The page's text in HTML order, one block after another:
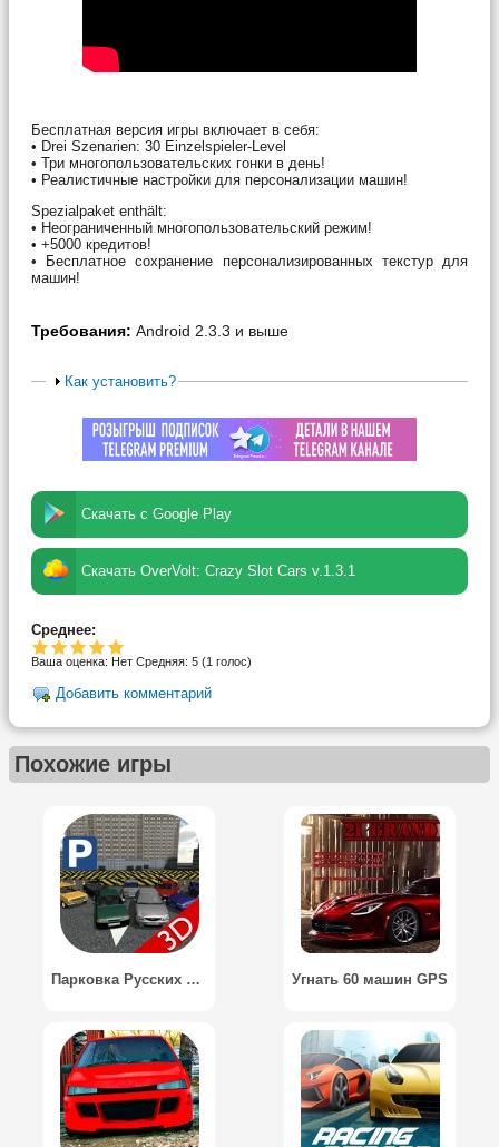
Бесплатная версия игры включает в себя:
• Drei Szenarien: 30 Einzelspieler-Level
• Три многопользовательских гонки в день!
• Реалистичные настройки для персонализации машин!
Spezialpaket enthält:
• Неограниченный многопользовательский режим!
• +5000 кредитов!
• Бесплатное сохранение персонализированных текстур для
машин!
Требования: Android 2.3.3 и выше
Как установить?
Скачать с Google Play
Скачать OverVolt: Crazy Slot Cars v.1.3.1
Среднее:
Ваша оценка: Нет Средняя: 5 (1 голос)
Добавить комментарий
Похожие игры
Парковка Русских Машин 3D / Russian Car Parking Simulator Угнать 60 машин GPS